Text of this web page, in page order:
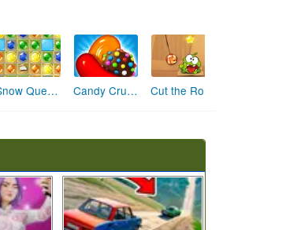
Snow Queen 4 Candy Crush Saga